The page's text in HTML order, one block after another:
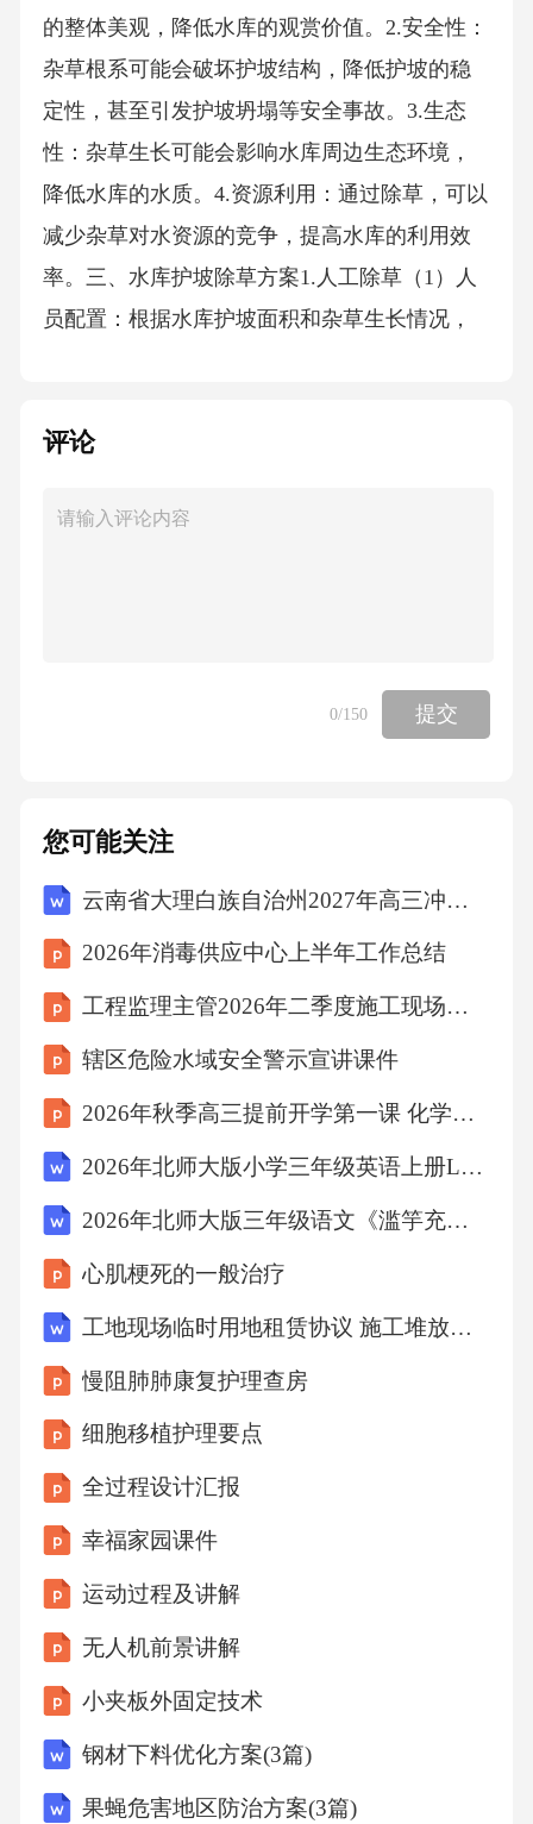
的整体美观，降低水库的观赏价值。2.安全性：
杂草根系可能会破坏护坡结构，降低护坡的稳
定性，甚至引发护坡坍塌等安全事故。3.生态
性：杂草生长可能会影响水库周边生态环境，
降低水库的水质。4.资源利用：通过除草，可以
减少杂草对水资源的竞争，提高水库的利用效
率。三、水库护坡除草方案1.人工除草（1）人
员配置：根据水库护坡面积和杂草生长情况，
工除草，提高除草效果。（3）除草方法：采用
底。（4）注意事项：在除草过程中，注意保护
（2）喷洒方法：采用喷雾器进行均匀喷洒，确
保除草剂覆盖到每一寸护坡。（3）喷洒时间：
防护，避免接触皮肤和呼吸道；喷洒后，及时
清洗喷雾器，防止残留。3.生物除草（1）选择
生物除草剂：选择对环境友好、无污染的生物
喷洒，确保生物除草剂覆盖到每一寸护坡。
（3）喷洒时间：选择在杂草生长旺盛期进行喷
洒，提高除草效果。（4）注意事项：喷洒生物
除草剂时，注意个人防护，避免接触皮肤和呼
防止杂草再次生长（1）加强巡查：定期对水库
护坡进行巡查，及时发现杂草生长情况。（2）
加强管理：加强水库护坡的管理，确保除草工
作的持续进行。（3）设置隔离带：在水库护坡
周围设置隔离带，防止杂草蔓延。（4）生态修
复：通过植树、种草等方式，改善水库护坡生
态环境，降低杂草生长。四、总结水库护坡除
草工作是一项长期、艰巨的任务，需要采取多
确保水库护坡的稳定性和安全性。在实际工作
中，应根据水库护坡的具体情况，灵活运用各
种除草方法，以达到最佳的除草效果。同时，
加强巡查和管理，防止杂草再次生长，为水库
的安全稳定运行提供有力保障。第3篇一、引言
水库作为我国重要的水资源储备设施，对于保
评论
0/150 提交
您可能关注
云南省大理白族自治州2027年高三冲刺模拟物理试卷（含答案解析）
2026年消毒供应中心上半年工作总结
工程监理主管2026年二季度施工现场监理统筹总结
辖区危险水域安全警示宣讲课件
2026年秋季高三提前开学第一课 化学冲刺复习方法
2026年北师大版小学三年级英语上册Lesson8《Letters》说课教案
2026年北师大版三年级语文《滥竽充数》课时教案
心肌梗死的一般治疗
工地现场临时用地租赁协议 施工堆放场地合同
慢阻肺肺康复护理查房
细胞移植护理要点
全过程设计汇报
幸福家园课件
运动过程及讲解
无人机前景讲解
小夹板外固定技术
钢材下料优化方案(3篇)
果蝇危害地区防治方案(3篇)